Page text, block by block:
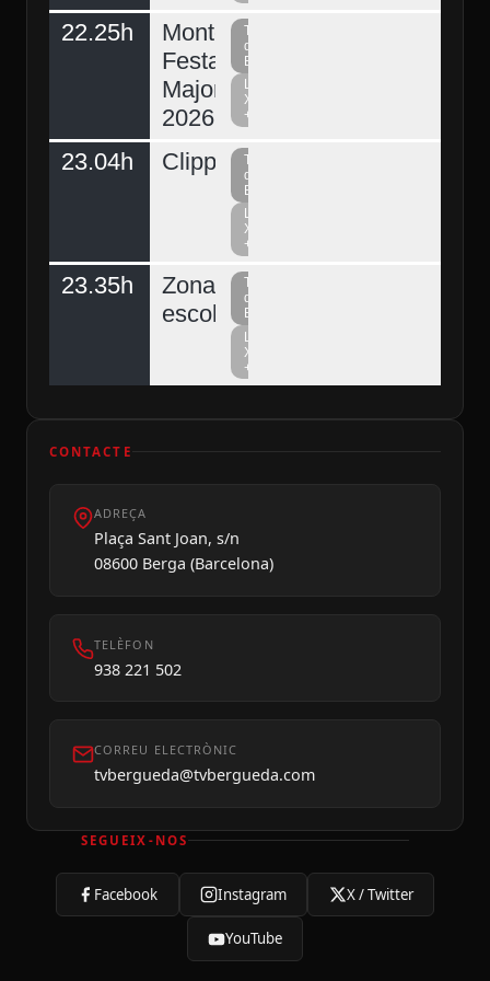
22.25h
Montclar,
Festa
Major
2026
Televisió
del
Berguedà
La
Xarxa
+
23.04h ClippingTelevisió
del
Berguedà
La
Xarxa
+
23.35h
Zona
escolar
Televisió
del
Berguedà
La
Xarxa
+
CONTACTE
ADREÇA
Plaça Sant Joan, s/n
08600 Berga (Barcelona)
TELÈFON
938 221 502
CORREU ELECTRÒNIC
tvbergueda@tvbergueda.com
SEGUEIX-NOS
Facebook Instagram X / Twitter
YouTube